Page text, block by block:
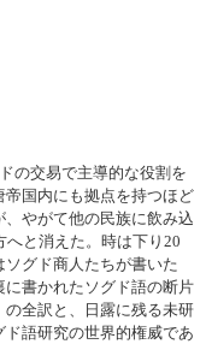
の交易で主導的な役割を
国内にも拠点を持つほど
やがて他の民族に飲み込
へと消えた。時は下り20
グド商人たちが書いた
に書かれたソグド語の断片
全訳と、日露に残る未研
語研究の世界的権威であ